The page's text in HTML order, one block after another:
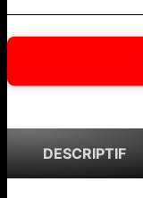
DESCRIPTIF